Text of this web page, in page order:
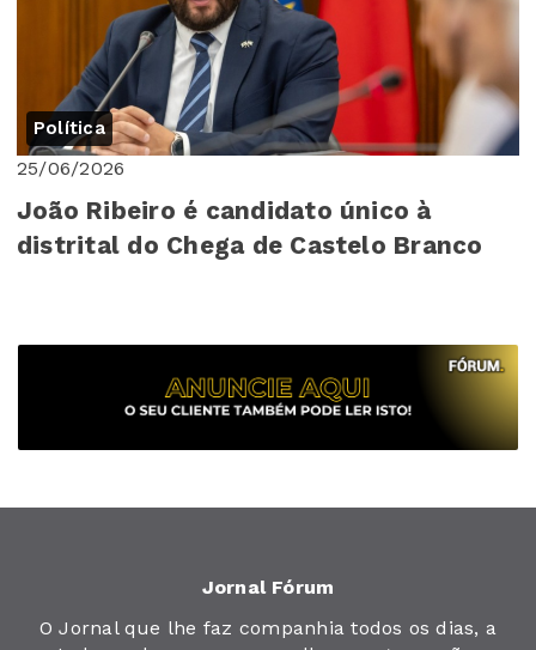
Política
25/06/2026
João Ribeiro é candidato único à
distrital do Chega de Castelo Branco
Jornal Fórum
O Jornal que lhe faz companhia todos os dias, a